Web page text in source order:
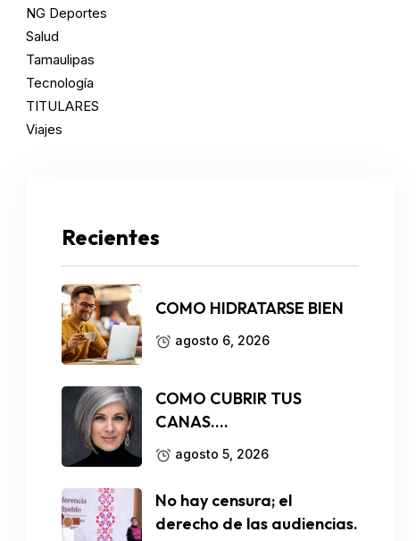
NG Deportes
Salud
Tamaulipas
Tecnología
TITULARES
Viajes
Recientes
COMO HIDRATARSE BIEN
agosto 6, 2026
COMO CUBRIR TUS
CANAS….
agosto 5, 2026
No hay censura; el
derecho de las audiencias.